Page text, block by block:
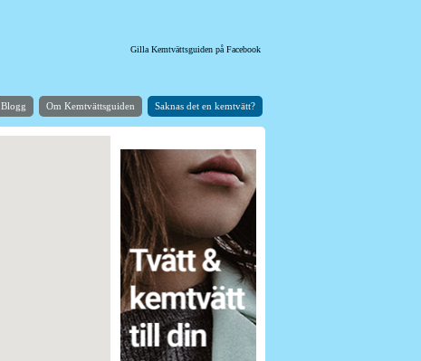
Gilla Kemtvättsguiden på Facebook
Saknas det en kemtvätt?
Om Kemtvättsguiden
Blogg